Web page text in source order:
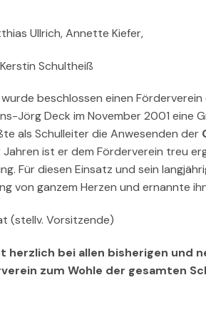
Ullrich, Annette Kiefer,
Schultheiß
beschlossen einen
Jörg Deck im November 2001 eine
als Schulleiter die Anwesenden der
ist er dem Förderverein treu
Für diesen Einsatz und sein
von ganzem Herzen und ernannte
(stellv. Vorsitzende)
bei allen bisherigen und
zum Wohle der gesamten